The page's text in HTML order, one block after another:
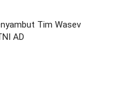
Tim Wasev
AD